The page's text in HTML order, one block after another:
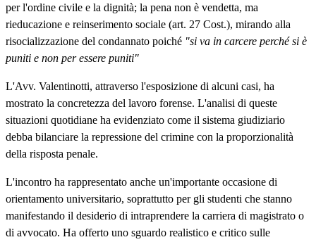
per l'ordine civile e la dignità; la pena non è vendetta, ma
rieducazione e reinserimento sociale (art. 27 Cost.), mirando alla
risocializzazione del condannato poiché "si va in carcere perché si è
puniti e non per essere puniti"
L'Avv. Valentinotti, attraverso l'esposizione di alcuni casi, ha
mostrato la concretezza del lavoro forense. L'analisi di queste
situazioni quotidiane ha evidenziato come il sistema giudiziario
debba bilanciare la repressione del crimine con la proporzionalità
della risposta penale.
L'incontro ha rappresentato anche un'importante occasione di
orientamento universitario, soprattutto per gli studenti che stanno
manifestando il desiderio di intraprendere la carriera di magistrato o
di avvocato. Ha offerto uno sguardo realistico e critico sulle